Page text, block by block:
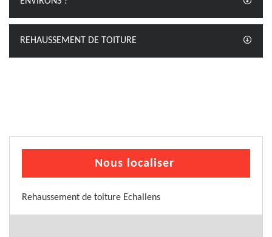
REHAUSSEMENT DE TOITURE
Nous localiser
Rehaussement de toiture Echallens